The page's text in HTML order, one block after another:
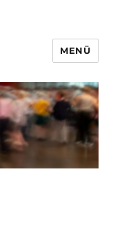
MENÜ